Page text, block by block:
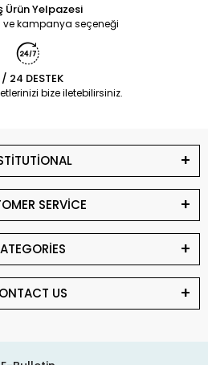
Ürün Yelpazesi
ve kampanya seçeneği
24 DESTEK
bize iletebilirsiniz.
SERVİCE
US